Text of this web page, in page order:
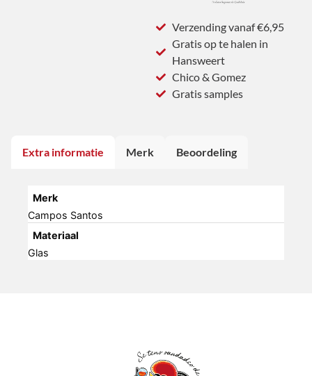
Verzending vanaf €6,95
Gratis op te halen in
Hansweert
Chico & Gomez
Gratis samples
Extra informatie Merk Beoordeling
Merk
Campos Santos
Materiaal
Glas